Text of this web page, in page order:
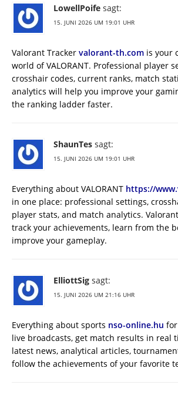
LowellPoife sagt:
15. JUNI 2026 UM 19:01 UHR
Valorant Tracker valorant-th.com is your
world of VALORANT. Professional player
crosshair codes, current ranks, match
analytics will help you improve your
the ranking ladder faster.
ShaunTes sagt:
15. JUNI 2026 UM 19:01 UHR
Everything about VALORANT https://
in one place: professional settings,
player stats, and match analytics.
track your achievements, learn from the
improve your gameplay.
ElliottSig sagt:
15. JUNI 2026 UM 21:16 UHR
Everything about sports nso-online.hu
live broadcasts, get match results in real
latest news, analytical articles,
follow the achievements of your favorite